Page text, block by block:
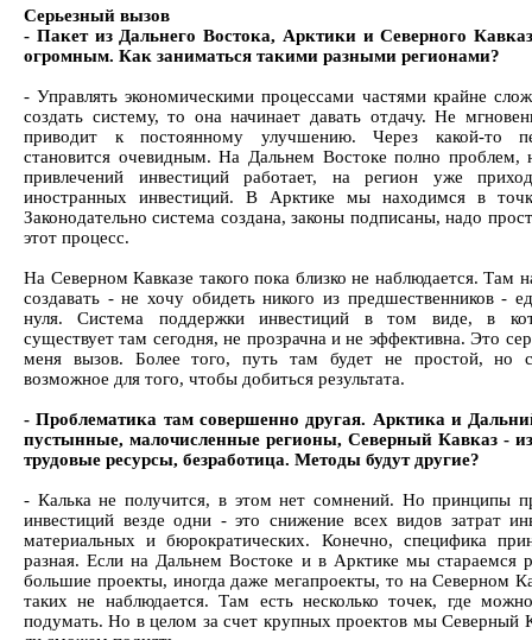
Серьезный вызов
- Пакет из Дальнего Востока, Арктики и Северного
огромным. Как заниматься такими разными регионами?
- Управлять экономическими процессами частями крайне
создать систему, то она начинает давать отдачу. Не
приводит к постоянному улучшению. Через какой-то
становится очевидным. На Дальнем Востоке полно проблем,
привлечений инвестиций работает, на регион уже
иностранных инвестиций. В Арктике мы находимся в
Законодательно система создана, законы подписаны, надо
этот процесс.
На Северном Кавказе такого пока близко не наблюдается. Там
создавать - не хочу обидеть никого из предшественников -
нуля. Система поддержки инвестиций в том виде, в
существует там сегодня, не прозрачна и не эффективна. Это
меня вызов. Более того, путь там будет не простой, но
возможное для того, чтобы добиться результата.
- Проблематика там совершенно другая. Арктика и
пустынные, малочисленные регионы, Северный Кавказ -
трудовые ресурсы, безработица. Методы будут другие?
- Калька не получится, в этом нет сомнений. Но принципы
инвестиций везде одни - это снижение всех видов затрат
материальных и бюрократических. Конечно, специфика
разная. Если на Дальнем Востоке и в Арктике мы стараемся
большие проекты, иногда даже мегапроекты, то на Северном
таких не наблюдается. Там есть несколько точек, где
подумать. Но в целом за счет крупных проектов мы Северный